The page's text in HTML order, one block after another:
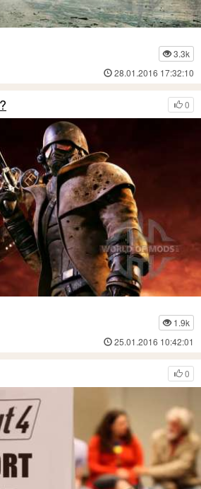
3.3k
28.01.2016 17:32:10
0
1.9k
25.01.2016 10:42:01
0